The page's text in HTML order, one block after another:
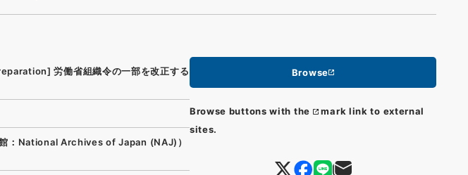
Browse
Browse buttons with the
mark link to external
sites.
労働省組織令の一部を改正する
：National Archives of Japan (NAJ)）